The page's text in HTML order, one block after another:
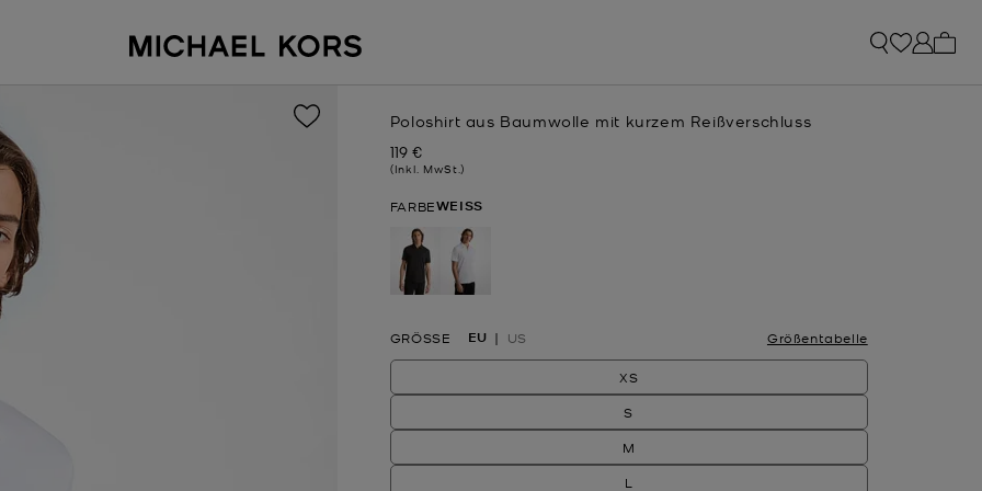
Poloshirt aus Baumwolle mit kurzem Reißverschluss
Jetzt
119 €
(Inkl. MwSt.)
FARBEWEISS
GRÖSSE EU US Größentabelle
XS
S
M
L